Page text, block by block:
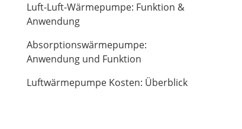
Luft-Luft-Wärmepumpe: Funktion &
Anwendung
Absorptionswärmepumpe:
Anwendung und Funktion
Luftwärmepumpe Kosten: Überblick